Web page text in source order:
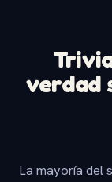
verdad
La mayoría del